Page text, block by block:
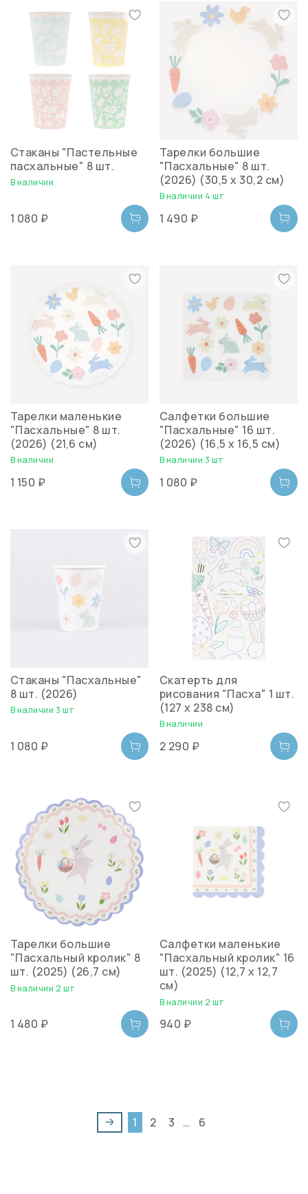
Стаканы "Пастельные
пасхальные" 8 шт.
В наличии
1 080 ₽
Тарелки большие
"Пасхальные" 8 шт.
(2026) (30,5 х 30,2 см)
В наличии 4 шт
1 490 ₽
Тарелки маленькие
"Пасхальные" 8 шт.
(2026) (21,6 см)
В наличии
1 150 ₽
Салфетки большие
"Пасхальные" 16 шт.
(2026) (16,5 х 16,5 см)
В наличии 3 шт
1 080 ₽
Стаканы "Пасхальные"
8 шт. (2026)
В наличии 3 шт
1 080 ₽
Скатерть для
рисования "Пасха" 1 шт.
(127 х 238 см)
В наличии
2 290 ₽
Тарелки большие
"Пасхальный кролик" 8
шт. (2025) (26,7 см)
В наличии 2 шт
1 480 ₽
Салфетки маленькие
"Пасхальный кролик" 16
шт. (2025) (12,7 x 12,7
см)
В наличии 2 шт
940 ₽
1 2 3 … 6